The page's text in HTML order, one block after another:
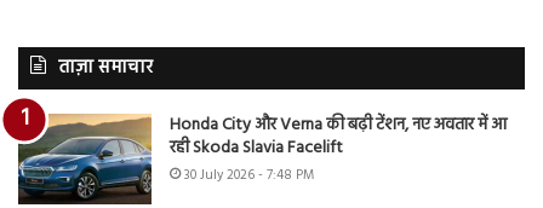
ताज़ा समाचार
Honda City और Verna की बढ़ी टेंशन, नए अवतार में आ
रही Skoda Slavia Facelift
30 July 2026 - 7:48 PM